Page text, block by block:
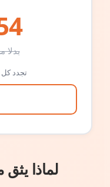
بدلا
تجدد كل 6 أشهر بالسعر الأصلي
لماذا يثق